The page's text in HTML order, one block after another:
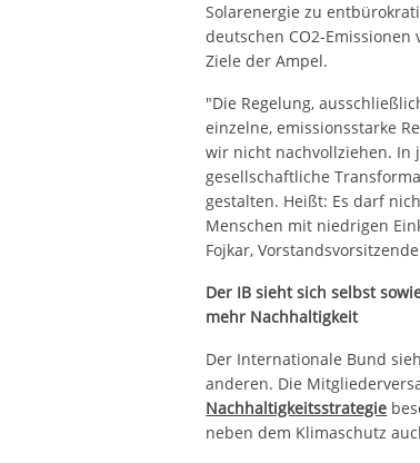
Solarenergie zu
deutschen CO2-
Ziele der Ampel.
"Die Regelung,
einzelne, emissionsstarke
wir nicht nachvollziehen. In
gesellschaftliche
gestalten. Heißt: Es darf
Menschen mit niedrigen
Fojkar,
Der IB sieht sich selbst
mehr Nachhaltigkeit
Der Internationale Bund
anderen. Die
Nachhaltigkeitsstrategie
neben dem Klimaschutz